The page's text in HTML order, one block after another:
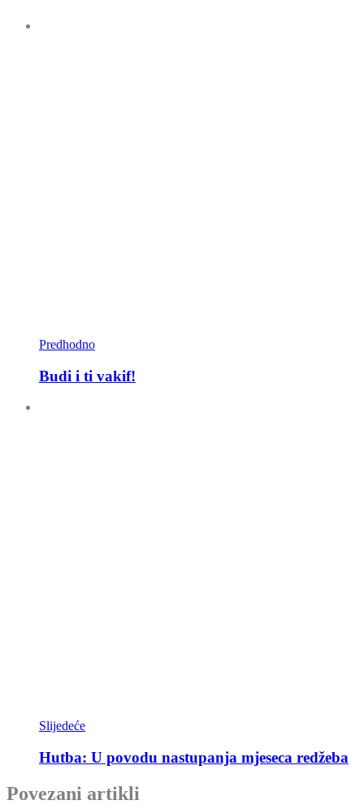
Predhodno
Budi i ti vakif!
Slijedeće
Hutba: U povodu nastupanja mjeseca redžeba
Povezani artikli